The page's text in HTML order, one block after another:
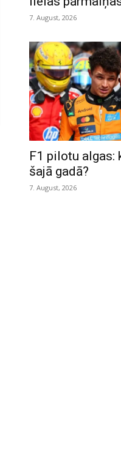
7. August, 2026
F1 pilotu algas:
šajā gadā?
7. August, 2026